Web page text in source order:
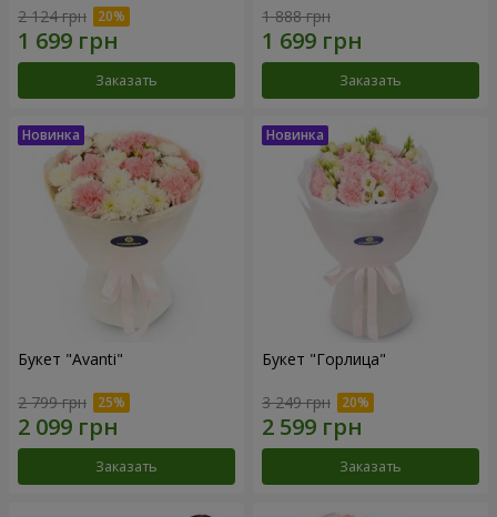
2 124 грн
Заказать
1 888 грн
Заказать
Букет "Avanti"
2 799 грн
Заказать
Букет "Горлица"
3 249 грн
Заказать